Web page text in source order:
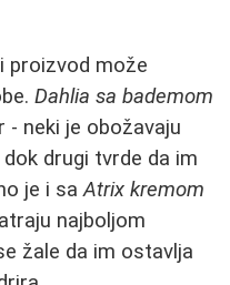
proizvod može
Dahlia sa bademom
- neki je obožavaju
drugi tvrde da im
je i saAtrix kremom
najboljom
žale da im ostavlja